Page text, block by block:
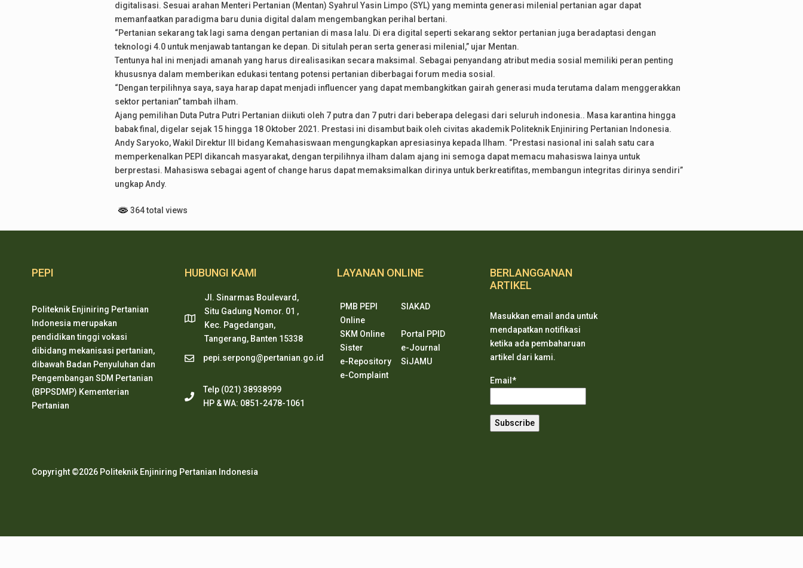
digitalisasi. Sesuai arahan Menteri Pertanian (Mentan) Syahrul Yasin Limpo (SYL) yang meminta generasi milenial pertanian agar dapat
memanfaatkan paradigma baru dunia digital dalam mengembangkan perihal bertani.
“Pertanian sekarang tak lagi sama dengan pertanian di masa lalu. Di era digital seperti sekarang sektor pertanian juga beradaptasi dengan
teknologi 4.0 untuk menjawab tantangan ke depan. Di situlah peran serta generasi milenial,” ujar Mentan.
Tentunya hal ini menjadi amanah yang harus direalisasikan secara maksimal. Sebagai penyandang atribut media sosial memiliki peran penting
khususnya dalam memberikan edukasi tentang potensi pertanian diberbagai forum media sosial.
“Dengan terpilihnya saya, saya harap dapat menjadi influencer yang dapat membangkitkan gairah generasi muda terutama dalam menggerakkan
sektor pertanian” tambah ilham.
Ajang pemilihan Duta Putra Putri Pertanian diikuti oleh 7 putra dan 7 putri dari beberapa delegasi dari seluruh indonesia.. Masa karantina hingga
babak final, digelar sejak 15 hingga 18 Oktober 2021. Prestasi ini disambut baik oleh civitas akademik Politeknik Enjiniring Pertanian Indonesia.
Andy Saryoko, Wakil Direktur III bidang Kemahasiswaan mengungkapkan apresiasinya kepada Ilham. “Prestasi nasional ini salah satu cara
memperkenalkan PEPI dikancah masyarakat, dengan terpilihnya ilham dalam ajang ini semoga dapat memacu mahasiswa lainya untuk
berprestasi. Mahasiswa sebagai agent of change harus dapat memaksimalkan dirinya untuk berkreatifitas, membangun integritas dirinya sendiri”
ungkap Andy.
364 total views
PEPI
Politeknik Enjiniring Pertanian
Indonesia merupakan
pendidikan tinggi vokasi
dibidang mekanisasi pertanian,
dibawah Badan Penyuluhan dan
Pengembangan SDM Pertanian
(BPPSDMP) Kementerian
Pertanian
HUBUNGI KAMI
Jl. Sinarmas Boulevard,
Situ Gadung Nomor. 01 ,
Kec. Pagedangan,
Tangerang, Banten 15338
pepi.serpong@pertanian.go.id
Telp (021) 38938999
HP & WA: 0851-2478-1061
LAYANAN ONLINE
PMB PEPI
Online
SIAKAD
SKM Online
Portal PPID
Sister
e-Journal
e-Repository
SiJAMU
e-Complaint
BERLANGGANAN
ARTIKEL
Masukkan email anda untuk
mendapatkan notifikasi
ketika ada pembaharuan
artikel dari kami.
Email*
Copyright ©2026 Politeknik Enjiniring Pertanian Indonesia